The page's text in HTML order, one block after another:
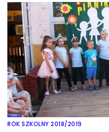
ROK SZKOLNY 2018/2019